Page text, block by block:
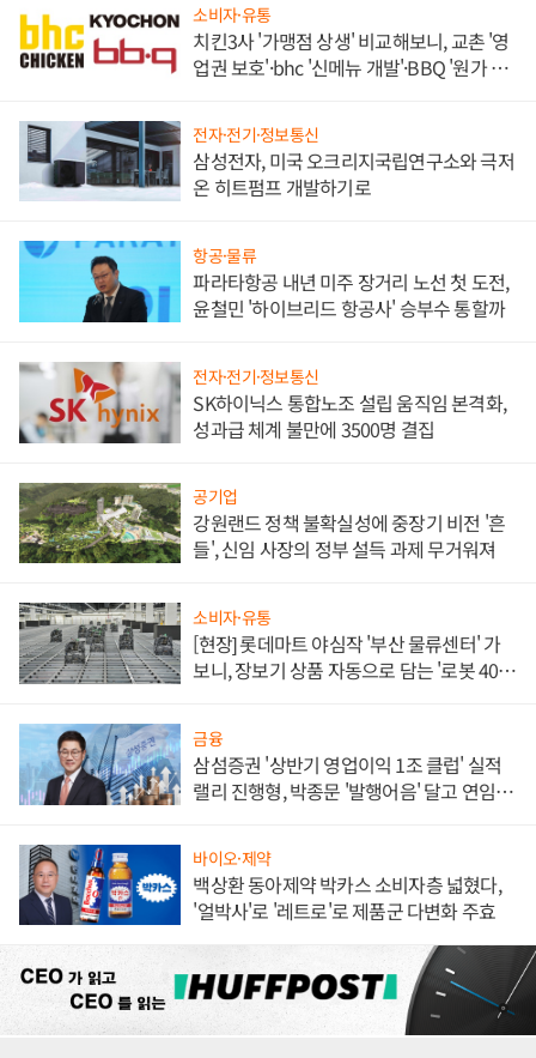
소비자·유통
치킨3사 '가맹점 상생' 비교해보니, 교촌 '영
업권 보호'·bhc '신메뉴 개발'·BBQ '원가 부
전자·전기·정보통신
삼성전자, 미국 오크리지국립연구소와 극저
온 히트펌프 개발하기로
항공·물류
파라타항공 내년 미주 장거리 노선 첫 도전,
윤철민 '하이브리드 항공사' 승부수 통할까
전자·전기·정보통신
SK하이닉스 통합노조 설립 움직임 본격화,
성과급 체계 불만에 3500명 결집
공기업
강원랜드 정책 불확실성에 중장기 비전 '흔
들', 신임 사장의 정부 설득 과제 무거워져
소비자·유통
[현장] 롯데마트 야심작 '부산 물류센터' 가
보니, 장보기 상품 자동으로 담는 '로봇 400
금융
삼섬증권 '상반기 영업이익 1조 클럽' 실적
랠리 진행형, 박종문 '발행어음' 달고 연임 향
바이오·제약
백상환 동아제약 박카스 소비자층 넓혔다,
'얼박사'로 '레트로'로 제품군 다변화 주효